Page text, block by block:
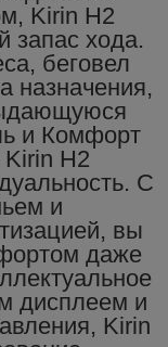
Kirin H2
запас хода.
беговел
назначения,
и Комфорт
H2
С
и
вы
даже
дисплеем и
Kirin